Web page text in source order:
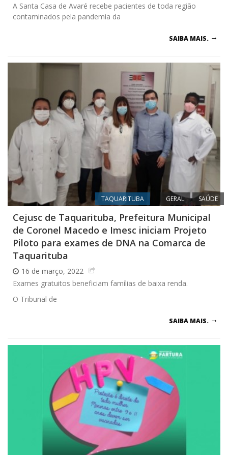
A Santa Casa de Avaré recebe pacientes de toda região
contaminados pela pandemia da
SAIBA MAIS.
TAQUARITUBA GERAL SAÚDE
Cejusc de Taquarituba, Prefeitura Municipal
de Coronel Macedo e Imesc iniciam Projeto
Piloto para exames de DNA na Comarca de
Taquarituba
16 de março, 2022
Exames gratuitos beneficiam famílias de baixa renda.
O Tribunal de
SAIBA MAIS.